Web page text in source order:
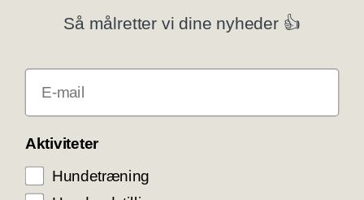
Vi bruger cookies til teknisk funktionalitet samt
trafikmåling for at optimere vores hjemmeside og
Privatlivspolitik
Få rabat som DKK medlem
Så målretter vi dine nyheder 👍
E-mail
Aktiviteter
Hundetræning